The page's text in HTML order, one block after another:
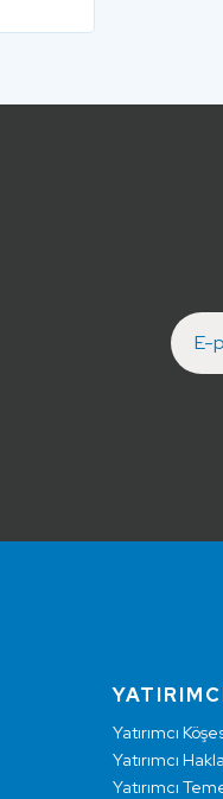
Yatırımcı
Yatırımcı
Yatırımcı